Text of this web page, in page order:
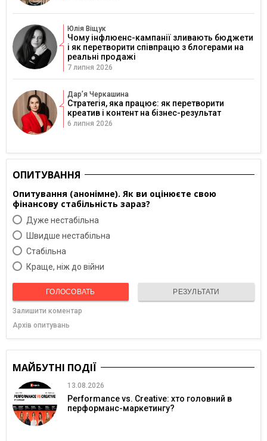
Юлія Віщук
Чому інфлюенс-кампанії зливають бюджети
і як перетворити співпрацю з блогерами на
реальні продажі
7 липня 2026
Дарʼя Черкашина
Стратегія, яка працює: як перетворити
креатив і контент на бізнес-результат
6 липня 2026
ОПИТУВАННЯ
Опитування (анонімне). Як ви оцінюєте свою
фінансову стабільність зараз?
Дуже нестабільна
Швидше нестабільна
Cтабільна
Краще, ніж до війни
ГОЛОСОВАТЬ РЕЗУЛЬТАТИ
Залишити коментар
Архів опитувань
МАЙБУТНІ ПОДІЇ
13.08.2026
Performance vs. Creative: хто головний в
перформанс-маркетингу?